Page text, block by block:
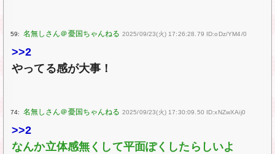
59: 2025/09/23(火) 17:26:28.79 ID:oDz/YM4/0
>>2
やってる感が大事！
74: 2025/09/23(火) 17:30:09.50 ID:xNZwXAij0
>>2
なんか立体感無くして平面ぽくしたらしいよ